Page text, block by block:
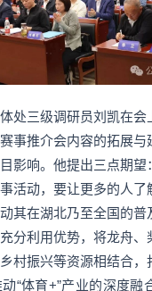
处三级调研员刘凯在会
事推介会内容的拓展与
影响。他提出三点期望
活动，要让更多的人了
其在湖北乃至全国的普
分利用优势，将龙舟、
村振兴等资源相结合，
“体育+”产业的深度融